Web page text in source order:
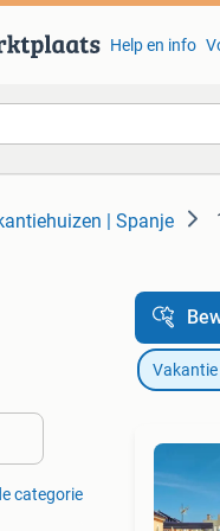
Help en info
| Spanje
categorie
Vakantie